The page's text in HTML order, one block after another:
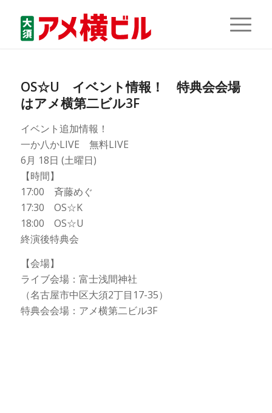
OS☆U イベント情報！ 特典会会場
はアメ横第二ビル3F
イベント追加情報！
一か八かLIVE 無料LIVE
6月 18日 (土曜日)
【時間】
17:00 斉藤めぐ
17:30 OS☆K
18:00 OS☆U
終演後特典会
【会場】
ライブ会場：富士浅間神社
（名古屋市中区大須2丁目17-35）
特典会会場：アメ横第二ビル3F